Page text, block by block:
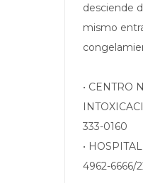
desciende
mismo
• CENTRO
333-0160
•
4962-6666/